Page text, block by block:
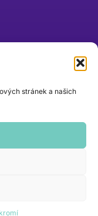
stránek a našich